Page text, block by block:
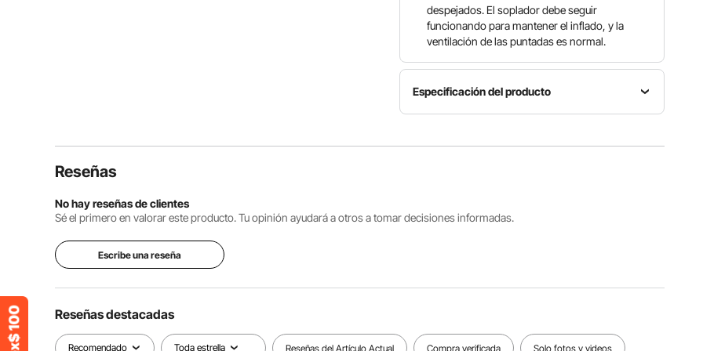
despejados. El soplador debe seguir
funcionando para mantener el inflado, y la
ventilación de las puntadas es normal.
Especificación del producto
de
06
Potencia
Caudal
desplegado
/ 6,4 x 4,1
x 3 m
x 8,4 pies
Reseñas
No hay reseñas de clientes
Sé el primero en valorar este producto. Tu opinión ayudará a otros a tomar decisiones informadas.
Escribe una reseña
Reseñas destacadas
Recomendado Toda estrella Reseñas del Artículo Actual Compra verificada Solo fotos y videos